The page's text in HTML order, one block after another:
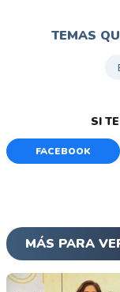
TEMAS
SI
FACEBOOK
MÁS PARA